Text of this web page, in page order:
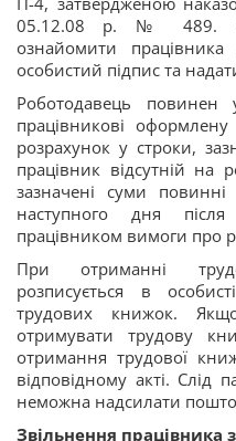
05.12.08 р. № 489.
ознайомити
особистий підпис та
Роботодавець
працівникові
розрахунок у строки,
працівник відсутній на
зазначені суми
наступного дня після
працівником вимоги про
При отриманні
розписується в
трудових книжок.
отримувати трудову
отримання трудової
відповідному акті. Слід
неможна надсилати
Звільнення працівника